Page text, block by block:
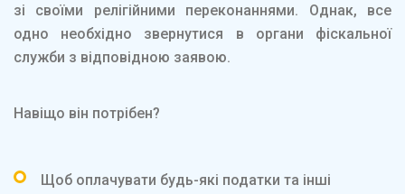
зі своїми релігійними переконаннями. Однак, все
одно необхідно звернутися в органи фіскальної
служби з відповідною заявою.
Навіщо він потрібен?
Щоб оплачувати будь-які податки та інші